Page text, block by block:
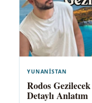
YUNANISTAN
Rodos
Detaylı Anlatım